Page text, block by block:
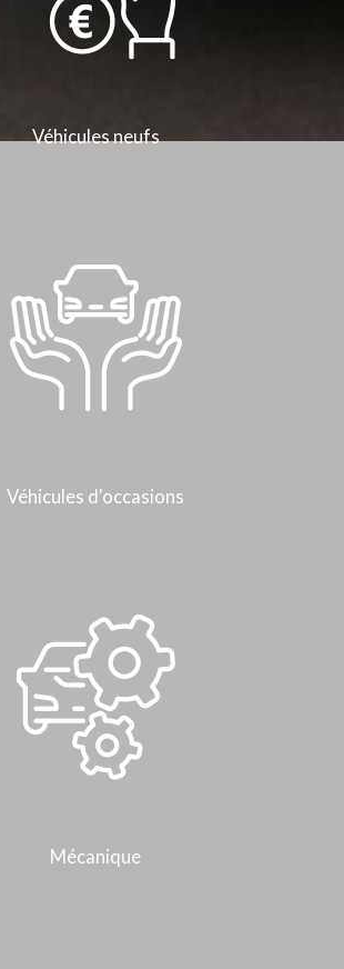
Véhicules neufs
Véhicules d'occasions
Mécanique